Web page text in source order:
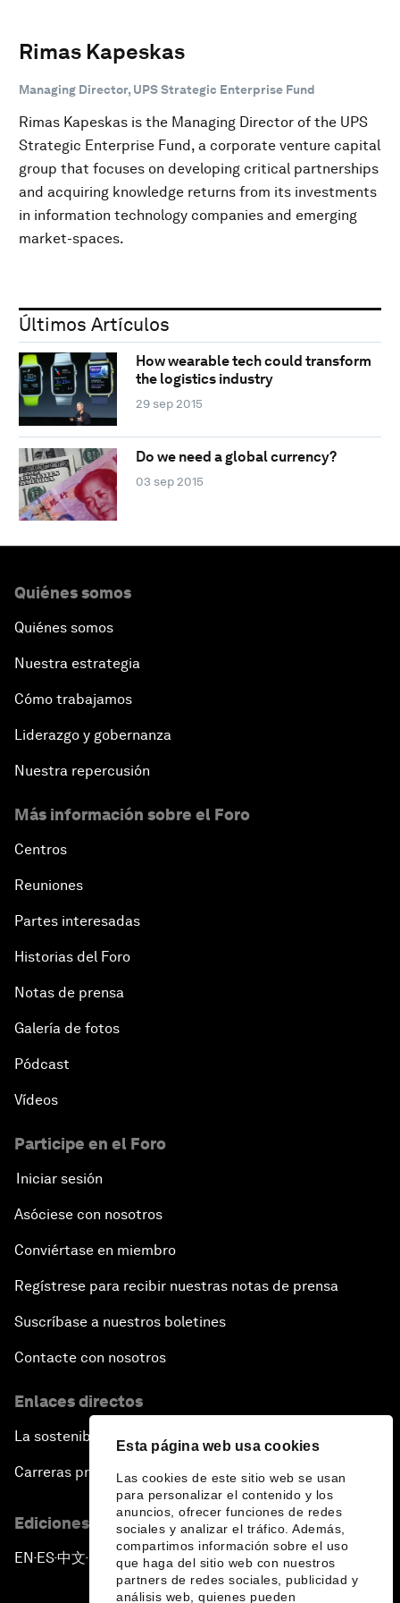
Esta página web usa cookies
Las cookies de este sitio web se usan
para personalizar el contenido y los
anuncios, ofrecer funciones de redes
sociales y analizar el tráfico. Además,
compartimos información sobre el uso
que haga del sitio web con nuestros
partners de redes sociales, publicidad y
análisis web, quienes pueden
Rimas Kapeskas
Managing Director, UPS Strategic Enterprise Fund
Rimas Kapeskas is the Managing Director of the UPS
Strategic Enterprise Fund, a corporate venture capital
group that focuses on developing critical partnerships
and acquiring knowledge returns from its investments
in information technology companies and emerging
market-spaces.
Últimos Artículos
How wearable tech could transform
the logistics industry
29 sep 2015
Do we need a global currency?
03 sep 2015
Quiénes somos
Quiénes somos
Nuestra estrategia
Cómo trabajamos
Liderazgo y gobernanza
Nuestra repercusión
Más información sobre el Foro
Centros
Reuniones
Partes interesadas
Historias del Foro
Notas de prensa
Galería de fotos
Pódcast
Vídeos
Participe en el Foro
Iniciar sesión
Asóciese con nosotros
Conviértase en miembro
Regístrese para recibir nuestras notas de prensa
Suscríbase a nuestros boletines
Contacte con nosotros
Enlaces directos
La sostenibilidad en el Foro
Carreras profesionales
Ediciones en otros idiomas
EN ▪ES▪中文▪ 日本語